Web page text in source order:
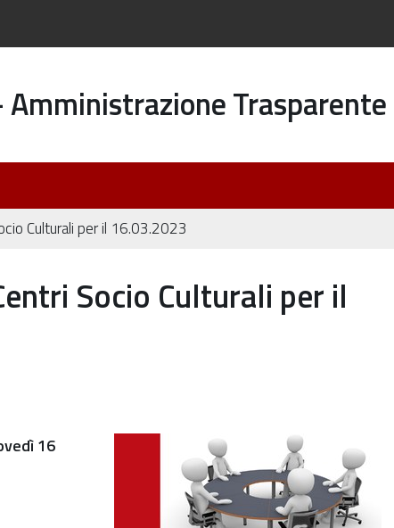
Amministrazione Trasparente
Culturali per il 16.03.2023
Socio Culturali per il
16